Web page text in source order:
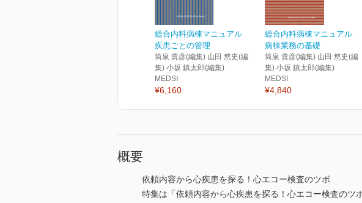
総合内科病棟マニュアル
疾患ごとの管理
筒泉 貴彦(編集) 山田 悠史(編
集) 小坂 鎮太郎(編集)
MEDSI
¥6,160
総合内科病棟マニュアル
病棟業務の基礎
筒泉 貴彦(編集) 山田 悠史(編
集) 小坂 鎮太郎(編集)
MEDSI
¥4,840
概要
依頼内容から心疾患を探る！心エコー検査のツボ
特集は「依頼内容から心疾患を探る！心エコー検査の